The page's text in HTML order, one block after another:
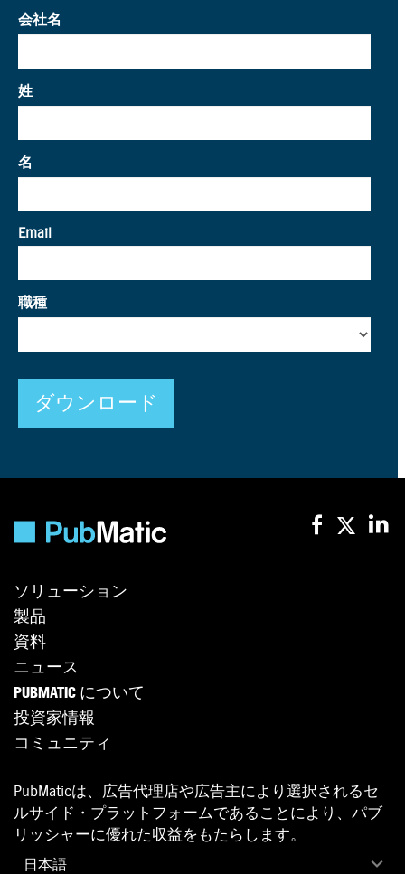
ソリューション
製品
資料
ニュース
PUBMATIC について
投資家情報
コミュニティ
PubMaticは、広告代理店や広告主により選択されるセ
ルサイド・プラットフォームであることにより、パブ
リッシャーに優れた収益をもたらします。
日本語